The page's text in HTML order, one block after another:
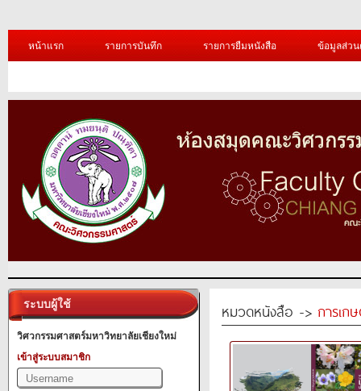
หน้าแรก รายการบันทึก รายการยืมหนังสือ ข้อมูลส่ว
ระบบผู้ใช้
วิศวกรรมศาสตร์มหาวิทยาลัยเชียงใหม่
เข้าสู่ระบบสมาชิก
หมวดหนังสือ -> การเก